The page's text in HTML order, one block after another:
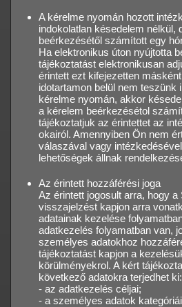
A kérelme nyomán hozott
indokolatlan késedelem nélkül,
beérkezésétől számított egy
Ha elektronikus úton nyújtotta
tájékoztatást elektronikusan
érintett ezt kifejezetten
idotartamon belül nem teszünk
kérelme nyomán, akkor
a kérelem beérkezésétol
tájékoztatjuk az érintettet az
okairól. Amennyiben Ön nem
válaszával vagy
lehetőségek állnak
Az érintett hozzáférési joga
Az érintett jogosult arra, hogy a
visszajelzést kapjon arra
adatainak kezelése
adatkezelés folyamatban van,
személyes adatokhoz
tájékoztatást kapjon a
körülményekrol. A kért
következő adatokra terjedhet ki:
- az adatkezelés céljai;
- a személyes adatok